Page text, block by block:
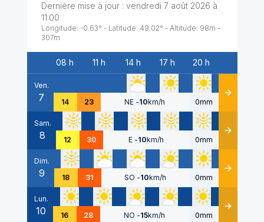
Dernière mise à jour : vendredi 7 août 2026 à
11:00
Longitude: -0.63° - Latitude: 49.02° - Altitude: 98m -
307m
Date
08 h 11 h 14 h 17 h 20 h
Ven.
7 14 23 NE -10km/h 0mm Détails
Sam.
8 12 30 E -10km/h 0mm Détails
Dim.
9 18 31 SO -10km/h 0mm Détails
Lun.
10 16 28 NO -15km/h 0mm Détails